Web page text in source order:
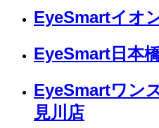
EyeSmartイオ
EyeSmart日本
EyeSmartワン
見川店